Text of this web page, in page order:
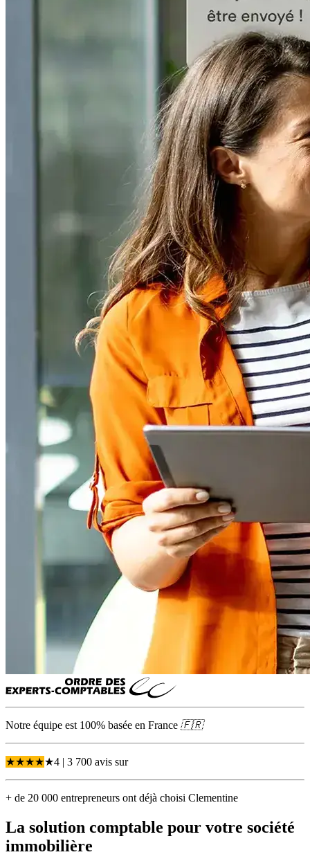
Notre équipe est 100% basée en France 🇫🇷
★★★★★4 | 3 700 avis sur
+ de 20 000 entrepreneurs ont déjà choisi Clementine
La solution comptable pour votre société
immobilière